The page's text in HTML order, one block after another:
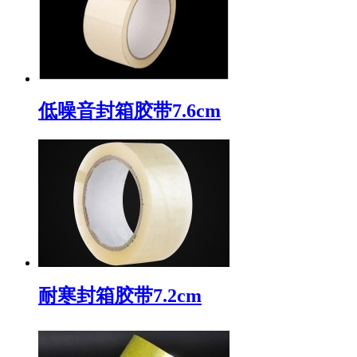
低噪音封箱胶带7.6cm
耐寒封箱胶带7.2cm